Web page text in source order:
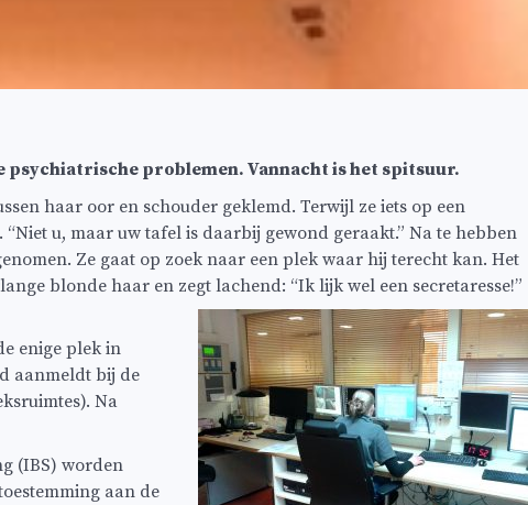
problemen. Vannacht is het spitsuur.
haar oor en schouder geklemd. Terwijl ze iets op een
u, maar uw tafel is daarbij gewond geraakt.” Na te hebben
Ze gaat op zoek naar een plek waar hij terecht kan. Het
blonde haar en zegt lachend: “Ik lijk wel een secretaresse!”
enige plek in
aanmeldt bij de
Na
(IBS) worden
aan de